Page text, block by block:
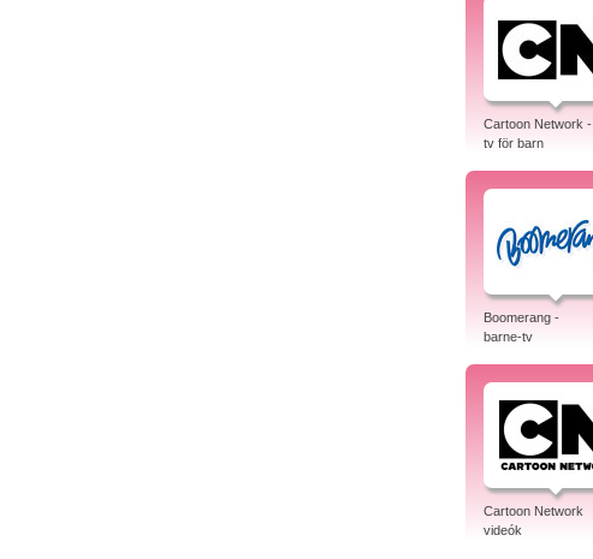
Cartoon Network -
tv för barn
Boomerang -
barne-tv
Cartoon Network
videók